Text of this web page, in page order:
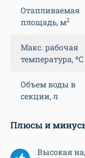
Отапливаемая
площадь, м2
Макс. рабочая
температура, ºС
Объем воды в
секции, л
Плюсы и
Высокая